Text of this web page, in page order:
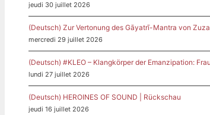
jeudi 30 juillet 2026
(Deutsch) Zur Vertonung des Gāyatrī-Mantra von
mercredi 29 juillet 2026
(Deutsch) #KLEO – Klangkörper der Emanzipation:
lundi 27 juillet 2026
(Deutsch) HEROINES OF SOUND | Rückschau
jeudi 16 juillet 2026